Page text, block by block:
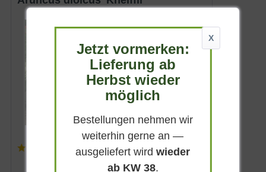
Sommergrün
Cremeweiß
Halbschattig
Juni - Juli
bis zu 130 cm
(2)
7,20 € *
X
Jetzt vormerken:
Lieferung ab
Herbst wieder
möglich
Bestellungen nehmen wir
weiterhin gerne an —
ausgeliefert wirdwieder
ab KW 38.